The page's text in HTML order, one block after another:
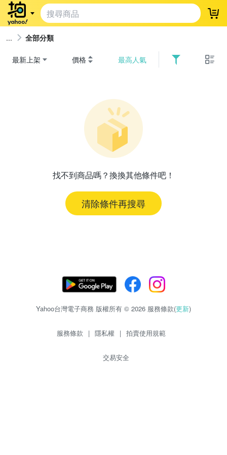
登
全部分類
最新上架 價格 最高人氣
找不到商品嗎？換換其他條件吧！
清除條件再搜尋
Yahoo台灣電子商務 版權所有 © 2026 服務條款(更新)
服務條款 | 隱私權 | 拍賣使用規範
交易安全